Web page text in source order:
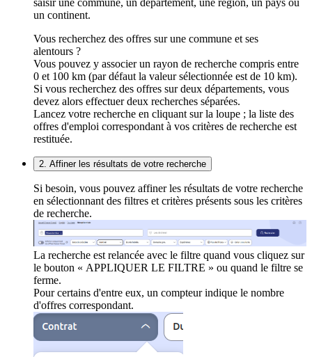
saisir une commune, un département, une région, un pays ou
un continent.
Vous recherchez des offres sur une commune et ses
alentours ?
Vous pouvez y associer un rayon de recherche compris entre
0 et 100 km (par défaut la valeur sélectionnée est de 10 km).
Si vous recherchez des offres sur deux départements, vous
devez alors effectuer deux recherches séparées.
Lancez votre recherche en cliquant sur la loupe ; la liste des
offres d'emploi correspondant à vos critères de recherche est
restituée.
2. Affiner les résultats de votre recherche
Si besoin, vous pouvez affiner les résultats de votre recherche
en sélectionnant des filtres et critères présents sous les critères
de recherche.
La recherche est relancée avec le filtre quand vous cliquez sur
le bouton « APPLIQUER LE FILTRE » ou quand le filtre se
ferme.
Pour certains d'entre eux, un compteur indique le nombre
d'offres correspondant.